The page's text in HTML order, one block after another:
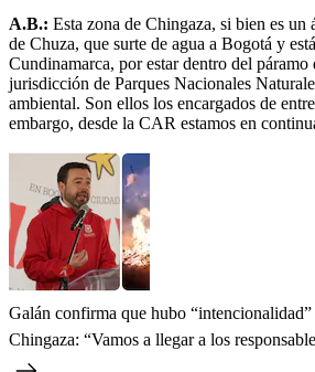
A.B.: Esta zona de Chingaza, si bien es un
de Chuza, que surte de agua a Bogotá y
Cundinamarca, por estar dentro del páramo
jurisdicción de Parques Nacionales
ambiental. Son ellos los encargados de
embargo, desde la CAR estamos en
Galán confirma que hubo
Chingaza: “Vamos a llegar a los